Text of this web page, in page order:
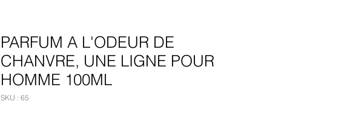
PARFUM A L'ODEUR DE
CHANVRE, UNE LIGNE POUR
HOMME 100ML
SKU : 65